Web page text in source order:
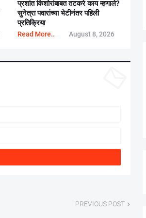
प्रशांत किशोरांबाबत तटकरे काय म्हणाले?
सुनेत्रा पवारांच्या भेटीनंतर पहिली
प्रतिक्रिया
Read More.. August 8, 2026
PREVIOUS POST